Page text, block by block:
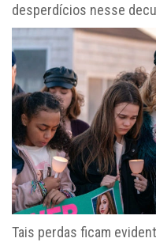
desperdícios nesse
Tais perdas ficam